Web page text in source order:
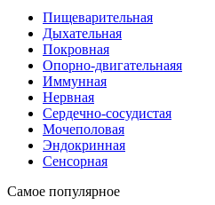
Пищеварительная
Дыхательная
Покровная
Опорно-двигательнаяя
Иммунная
Нервная
Сердечно-сосудистая
Мочеполовая
Эндокринная
Сенсорная
Самое популярное